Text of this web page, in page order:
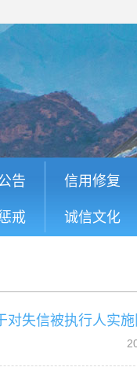
告
戒
信用修复
诚信文化
对失信被执行人实